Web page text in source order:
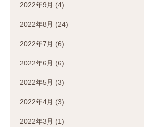
2022年9月 (4)
2022年8月 (24)
2022年7月 (6)
2022年6月 (6)
2022年5月 (3)
2022年4月 (3)
2022年3月 (1)